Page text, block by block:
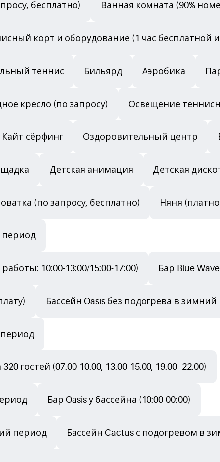
бесплатно) Ванная комната (90%
корт и оборудование (1 час бесплатной
теннис Бильярд Аэробика
кресло (по запросу) Освещение
Кайт-сёрфинг Оздоровительный центр
Детская анимация Детская
(по запросу, бесплатно) Няня
период
10:00-13:00/15:00-17:00) Бар Blue
Бассейн Oasis без подогрева в
период
гостей (07.00-10.00, 13.00-15.00, 19.00- 22.00)
Бар Oasis у бассейна (10:00-00:00)
период Бассейн Cactus с подогревом в